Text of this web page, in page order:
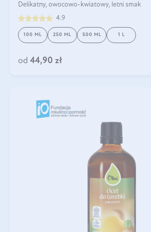
Delikatny, owocowo-kwiatowy, letni smak
4.9
100 ML 250 ML 500 ML 1 L
od 44,90 zł